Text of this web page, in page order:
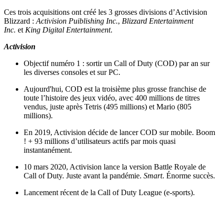
Ces trois acquisitions ont créé les 3 grosses divisions d’Activision
Blizzard : Activision Puiblishing Inc., Blizzard Entertainment
Inc. et King Digital Entertainment.
Activision
Objectif numéro 1 : sortir un Call of Duty (COD) par an sur
les diverses consoles et sur PC.
Aujourd'hui, COD est la troisième plus grosse franchise de
toute l’histoire des jeux vidéo, avec 400 millions de titres
vendus, juste après Tetris (495 millions) et Mario (805
millions).
En 2019, Activision décide de lancer COD sur mobile. Boom
! + 93 millions d’utilisateurs actifs par mois quasi
instantanément.
10 mars 2020, Activision lance la version Battle Royale de
Call of Duty. Juste avant la pandémie. Smart. Énorme succès.
Lancement récent de la Call of Duty League (e-sports).